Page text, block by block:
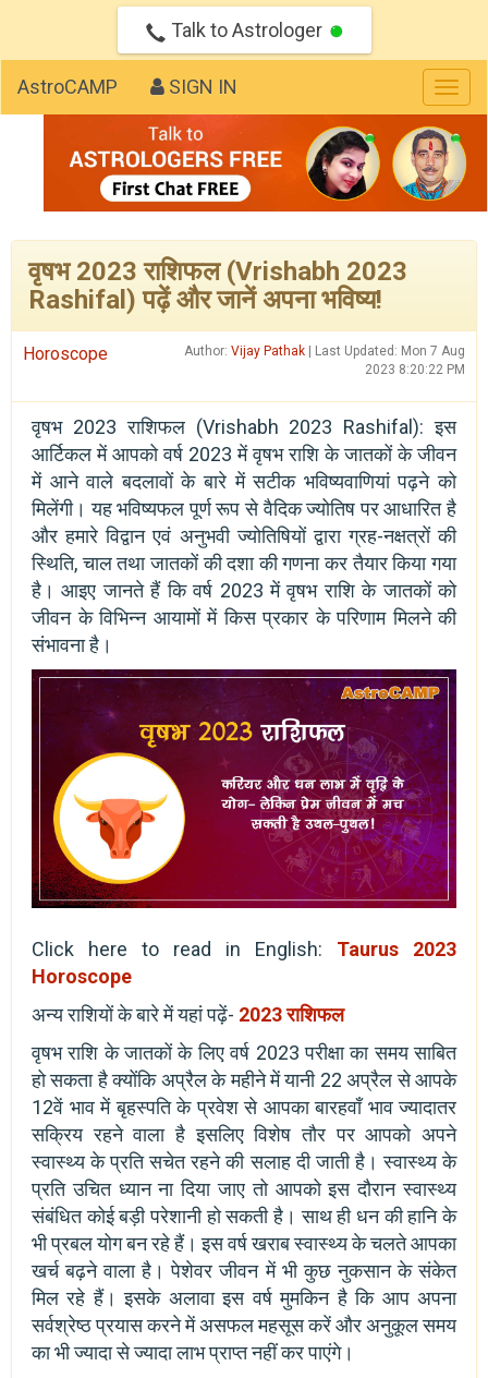
Talk to Astrologer
AstroCAMP SIGN IN
वृषभ 2023 राशिफल (Vrishabh 2023
Rashifal) पढ़ें और जानें अपना भविष्य!
Horoscope Author: Vijay Pathak| Last Updated: Mon 7 Aug
2023 8:20:22 PM
वृषभ 2023 राशिफल (Vrishabh 2023 Rashifal): इस
आर्टिकल में आपको वर्ष 2023 में वृषभ राशि के जातकों के जीवन
में आने वाले बदलावों के बारे में सटीक भविष्यवाणियां पढ़ने को
मिलेंगी। यह भविष्यफल पूर्ण रूप से वैदिक ज्योतिष पर आधारित है
और हमारे विद्वान एवं अनुभवी ज्योतिषियों द्वारा ग्रह-नक्षत्रों की
स्थिति, चाल तथा जातकों की दशा की गणना कर तैयार किया गया
है। आइए जानते हैं कि वर्ष 2023 में वृषभ राशि के जातकों को
जीवन के विभिन्न आयामों में किस प्रकार के परिणाम मिलने की
संभावना है।
Click here to read in English: Taurus 2023
Horoscope
अन्य राशियों के बारे में यहां पढ़ें- 2023 राशिफल
वृषभ राशि के जातकों के लिए वर्ष 2023 परीक्षा का समय साबित
हो सकता है क्योंकि अप्रैल के महीने में यानी 22 अप्रैल से आपके
12वें भाव में बृहस्पति के प्रवेश से आपका बारहवाँ भाव ज्यादातर
सक्रिय रहने वाला है इसलिए विशेष तौर पर आपको अपने
स्वास्थ्य के प्रति सचेत रहने की सलाह दी जाती है। स्वास्थ्य के
प्रति उचित ध्यान ना दिया जाए तो आपको इस दौरान स्वास्थ्य
संबंधित कोई बड़ी परेशानी हो सकती है। साथ ही धन की हानि के
भी प्रबल योग बन रहे हैं। इस वर्ष खराब स्वास्थ्य के चलते आपका
खर्च बढ़ने वाला है। पेशेवर जीवन में भी कुछ नुकसान के संकेत
मिल रहे हैं। इसके अलावा इस वर्ष मुमकिन है कि आप अपना
सर्वश्रेष्ठ प्रयास करने में असफल महसूस करें और अनुकूल समय
का भी ज्यादा से ज्यादा लाभ प्राप्त नहीं कर पाएंगे।